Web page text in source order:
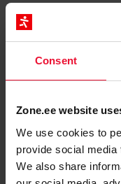
Consent
Zone.ee website
We use cookies to
provide social
We also share